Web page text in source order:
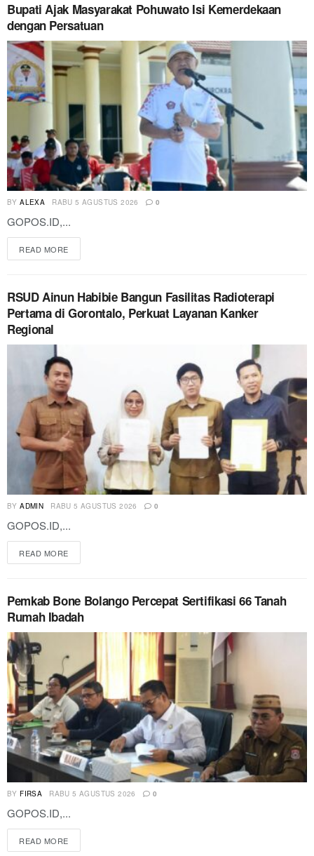
Bupati Ajak Masyarakat Pohuwato Isi Kemerdekaan
dengan Persatuan
BY ALEXA RABU 5 AGUSTUS 2026 0
GOPOS.ID,...
READ MORE
RSUD Ainun Habibie Bangun Fasilitas Radioterapi
Pertama di Gorontalo, Perkuat Layanan Kanker
Regional
BY ADMIN RABU 5 AGUSTUS 2026 0
GOPOS.ID,...
READ MORE
Pemkab Bone Bolango Percepat Sertifikasi 66 Tanah
Rumah Ibadah
BY FIRSA RABU 5 AGUSTUS 2026 0
GOPOS.ID,...
READ MORE